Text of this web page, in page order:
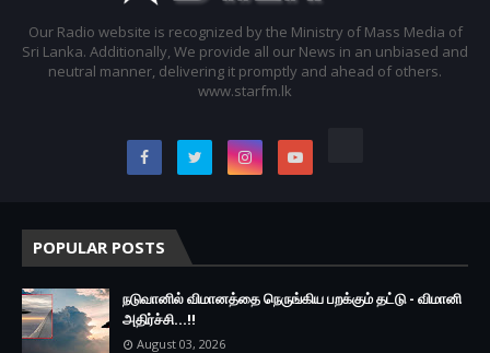
Our Radio website is recognized by the Ministry of Mass Media of
Sri Lanka. Additionally, We provide all our News in an unbiased and
neutral manner, delivering it promptly and ahead of others.
www.starfm.lk
POPULAR POSTS
நடுவானில் விமானத்தை நெருங்கிய பறக்கும் தட்டு - விமானி
அதிர்ச்சி...!!
August 03, 2026